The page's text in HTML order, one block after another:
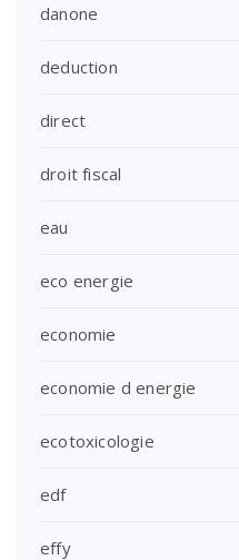
danone
deduction
direct
droit fiscal
eau
eco energie
economie
economie d energie
ecotoxicologie
edf
effy